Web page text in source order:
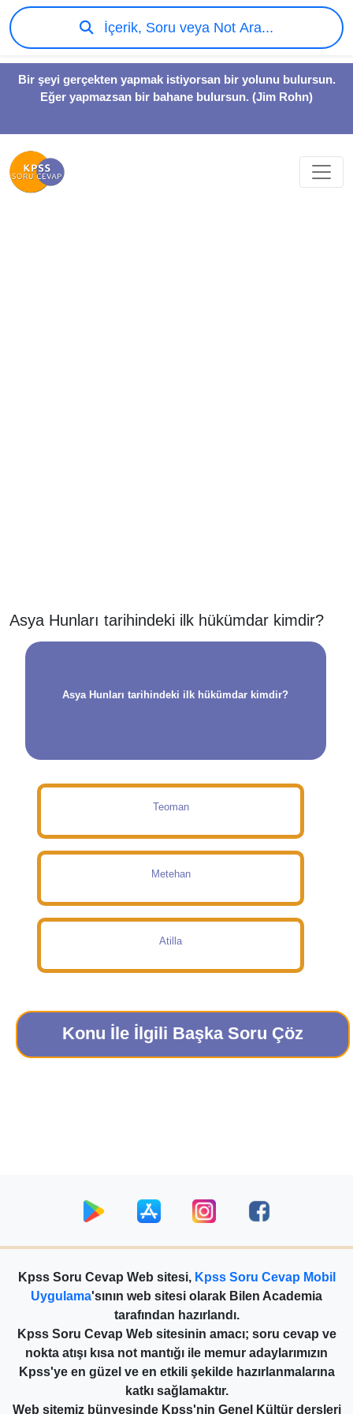
Bir şeyi gerçekten yapmak istiyorsan bir yolunu bulursun.
Eğer yapmazsan bir bahane bulursun. (Jim Rohn)
İçerik, Soru veya Not Ara...
Asya Hunları tarihindeki ilk hükümdar kimdir?
Asya Hunları tarihindeki ilk hükümdar kimdir?
Teoman
Metehan
Atilla
Konu İle İlgili Başka Soru Çöz
Kpss Soru Cevap Web sitesi, Kpss Soru Cevap Mobil
Uygulama'sının web sitesi olarak Bilen Academia
tarafından hazırlandı.
Kpss Soru Cevap Web sitesinin amacı; soru cevap ve
nokta atışı kısa not mantığı ile memur adaylarımızın
Kpss'ye en güzel ve en etkili şekilde hazırlanmalarına
katkı sağlamaktır.
Web sitemiz bünyesinde Kpss'nin Genel Kültür dersleri